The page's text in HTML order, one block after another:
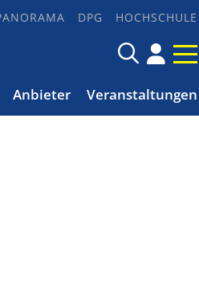
DPG HOCHSCHULE
Anbieter Veranstaltungen